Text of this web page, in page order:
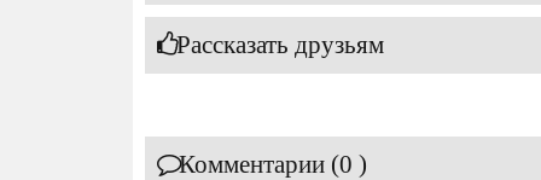
Рассказать друзьям
Комментарии (0 )